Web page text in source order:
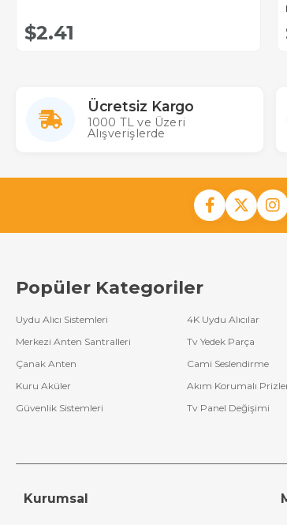
$2.41
Ücretsiz Kargo
1000 TL ve Üzeri
Alışverişlerde
Popüler Kategoriler
Uydu Alıcı Sistemleri 4K Uydu Alıcılar
Merkezi Anten Santralleri
Tv Yedek Parça
Çanak Anten
Cami Seslendirme
Kuru Aküler
Akım Korumalı
Güvenlik Sistemleri
Tv Panel Değişimi
Kurumsal